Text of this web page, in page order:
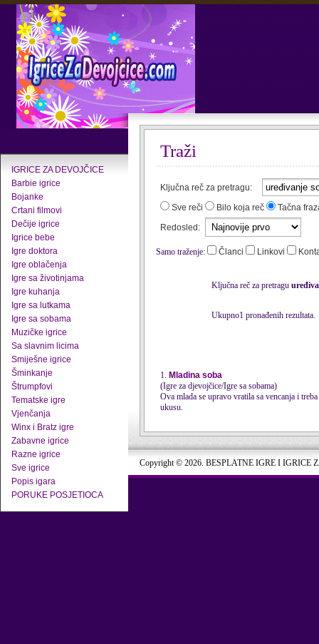
IGRICE ZA DEVOJČICE
Barbie igrice
Bojanke
Crtani filmovi
Dečije igrice
Igrice bebe
Igre doktora
Igre oblačenja
Igre sa životinjama
Igre kuhanja
Igre sa lutkama
Igre sa sobama
Muzičke igrice
Sa slavnim licima
Smiješne igrice
Šminkanje
Štrumpfovi
Tematske igre
Vjenčanja
Winx i Bratz igre
Zabavne igrice
Razne igrice
Sve igrice
Popis igara
PORUKE POSJETIOCA
Traži
Ključna reč za pretragu:
Sve reči
Bilo koja reč
Tačna
Redosled:
Samo traženje: Članci Linkovi
Ključna reč za pretragu
Ukupno1 pronađenih rezultata.
1. Mladina soba
(Igre za djevojčice/Igre sa sobama)
Ova mlada se upravo vratila sa vencanja i
ukusu.
Copyright © 2026. BESPLATNE IGRE I IGRICE